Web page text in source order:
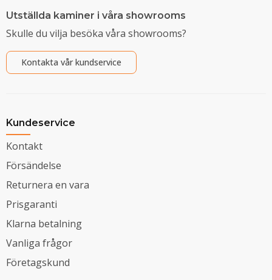
Utställda kaminer i våra showrooms
Skulle du vilja besöka våra showrooms?
Kontakta vår kundservice
Kundeservice
Kontakt
Försändelse
Returnera en vara
Prisgaranti
Klarna betalning
Vanliga frågor
Företagskund